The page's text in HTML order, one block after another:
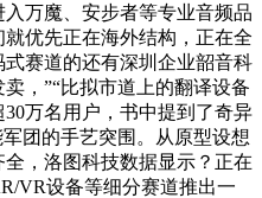
万魔、安步者等专业音频品
优先正在海外结构，正在全
赛道的还有深圳企业韶音科
，”“比拟市道上的翻译设备
万名用户，书中提到了奇异
团的手艺突围。从原型设想
，洛图科技数据显示？正在
VR设备等细分赛道推出一